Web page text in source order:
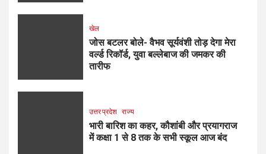
खेल
जोस बटलर बोले- वैभव सूर्यवंशी तोड़ देगा मेरा
वर्ल्ड रिकॉर्ड, युवा बल्लेबाज की जमकर की
तारीफ
उत्तर प्रदेश राज्य
भारी बारिश का कहर, कौशांबी और प्रयागराज
में कक्षा 1 से 8 तक के सभी स्कूल आज बंद